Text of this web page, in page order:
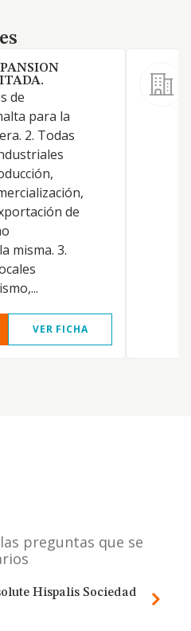
de
para la
2. Todas
de
misma. 3.
VER FICHA
preguntas que se
Hispalis Sociedad